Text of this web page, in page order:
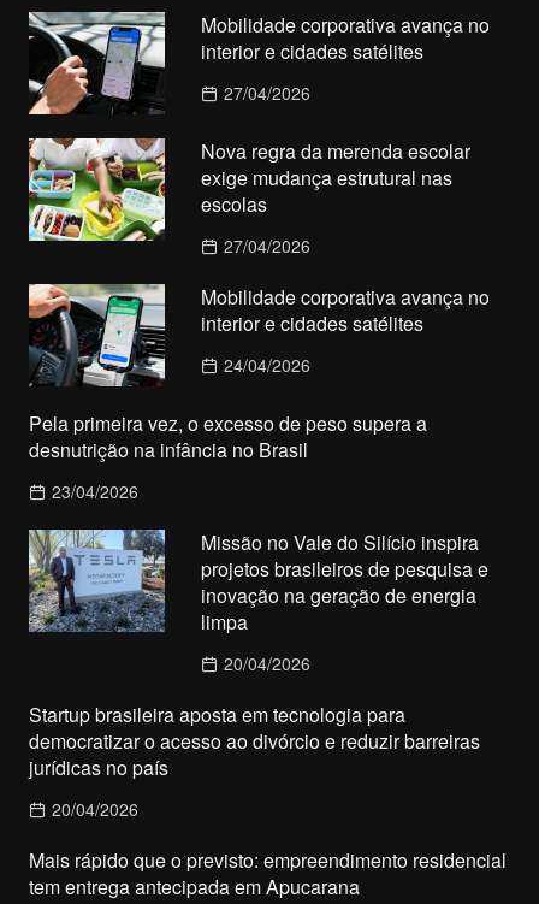
Mobilidade corporativa avança no
interior e cidades satélites
27/04/2026
Nova regra da merenda escolar
exige mudança estrutural nas
escolas
27/04/2026
Mobilidade corporativa avança no
interior e cidades satélites
24/04/2026
Pela primeira vez, o excesso de peso supera a
desnutrição na infância no Brasil
23/04/2026
Missão no Vale do Silício inspira
projetos brasileiros de pesquisa e
inovação na geração de energia
limpa
20/04/2026
Startup brasileira aposta em tecnologia para
democratizar o acesso ao divórcio e reduzir barreiras
jurídicas no país
20/04/2026
Mais rápido que o previsto: empreendimento residencial
tem entrega antecipada em Apucarana